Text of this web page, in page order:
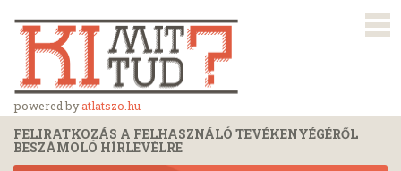
powered byatlatszo.hu
FELIRATKOZÁS A FELHASZNÁLÓ TEVÉKENYÉGÉRŐL
BESZÁMOLÓ HÍRLEVÉLRE